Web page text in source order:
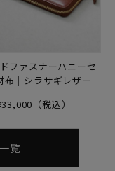
ファスナーハニーセ
布｜シラサギレザー
（税込）
覧